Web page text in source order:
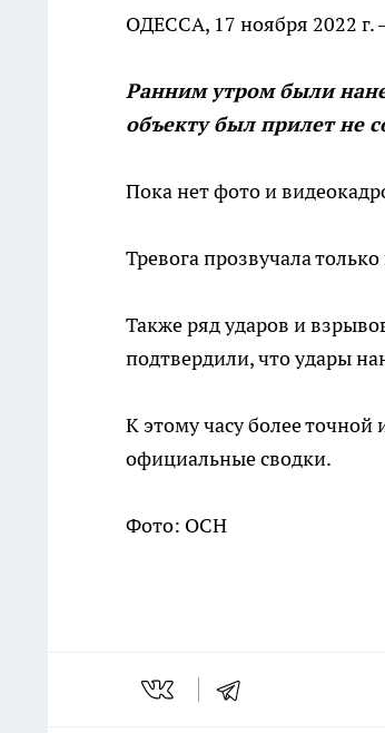
ОДЕССА, 17 ноября 2022
Ранним утром были
объекту был прилет не
Пока нет фото и
Тревога прозвучала только
Также ряд ударов и
подтвердили, что удары
К этому часу более
официальные сводки.
Фото: ОСН